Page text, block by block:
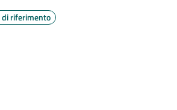
riferimento